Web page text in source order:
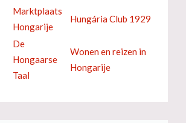
Marktplaats
Hongarije
Hungária Club 1929
De
Hongaarse
Taal
Wonen en reizen in
Hongarije